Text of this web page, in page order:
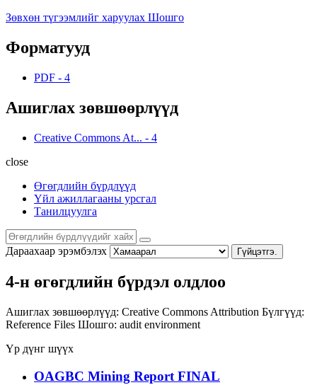
Зөвхөн түгээмлийг харуулах Шошго
Форматууд
PDF - 4
Ашиглах зөвшөөрлүүд
Creative Commons At... - 4
close
Өгөгдлийн бүрдлүүд
Үйл ажиллагааны урсгал
Танилцуулга
Дараахаар эрэмбэлэх Гүйцэтгэ.
4-н өгөгдлийн бүрдэл олдлоо
Ашиглах зөвшөөрлүүд: Creative Commons Attribution Бүлгүүд:
Reference Files Шошго: audit environment
Үр дүнг шүүх
OAGBC Mining Report FINAL